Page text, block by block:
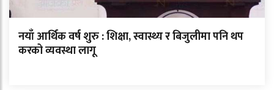
नयाँ आर्थिक वर्ष शुरु : शिक्षा, स्वास्थ्य र बिजुलीमा पनि थप
करको व्यवस्था लागू